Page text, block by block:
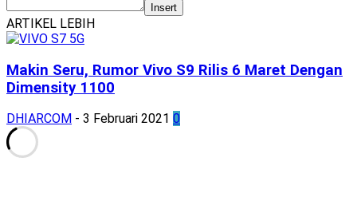
Insert
ARTIKEL LEBIH
Makin Seru, Rumor Vivo S9 Rilis 6 Maret Dengan
Dimensity 1100
DHIARCOM - 3 Februari 2021 0